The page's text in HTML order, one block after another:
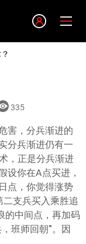
335
害，分兵渐进的
分兵渐进仍有一
，正是分兵渐进
设你在A点买进，
点，你觉得涨势
支兵买入乘胜追
的中间点，再加码
班师回朝”。因